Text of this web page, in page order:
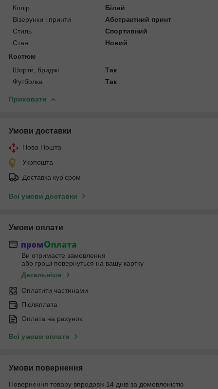
Колір
Білий
Візерунки і принти
Абстрактний принт
Стиль
Спортивний
Стан
Новий
Костюм
Шорти, бриджі
Так
Футболка
Так
Приховати
Умови доставки
Нова Пошта
Укрпошта
Доставка кур'єром
Всі умови доставки
Умови оплати
Ви отримаєте замовлення
або гроші повернуться на вашу картку
Детальніше
Оплатити частинами
Післяплата
Оплата на рахунок
Всі умови оплати
Умови повернення
Повернення товару впродовж 14 днів за домовленістю